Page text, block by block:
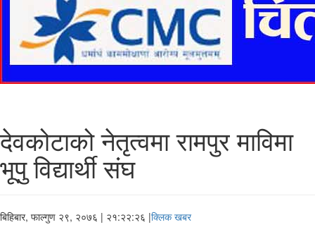
देवकोटाको नेतृत्वमा रामपुर माविमा
भूपु विद्यार्थी संघ
बिहिबार, फाल्गुण २९, २०७६ | २१:२२:२६ |क्लिक खबर